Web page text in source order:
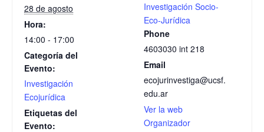
28 de agosto
Hora:
14:00 - 17:00
Categoría del
Evento:
Investigación
Ecojurídica
Etiquetas del
Evento:
Investigación Socio-
Eco-Jurídica
Phone
4603030 int 218
Email
ecojurinvestiga@ucsf.
edu.ar
Ver la web
Organizador